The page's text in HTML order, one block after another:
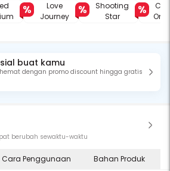
Love
Journey
Shooting
Star
On
buat kamu
dengan promo discount hingga gratis
berubah sewaktu-waktu
Cara Penggunaan Bahan Produk